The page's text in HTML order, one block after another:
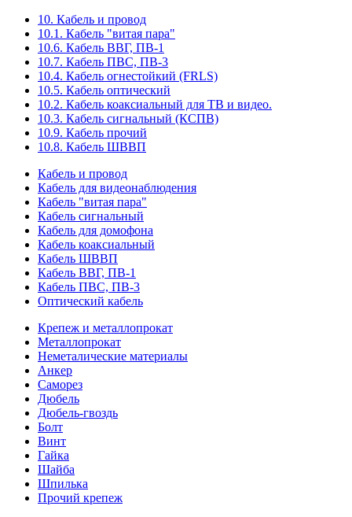
10. Кабель и провод
10.1. Кабель "витая пара"
10.6. Кабель ВВГ, ПВ-1
10.7. Кабель ПВС, ПВ-3
10.4. Кабель огнестойкий (FRLS)
10.5. Кабель оптический
10.2. Кабель коаксиальный для ТВ и видео.
10.3. Кабель сигнальный (КСПВ)
10.9. Кабель прочий
10.8. Кабель ШВВП
Кабель и провод
Кабель для видеонаблюдения
Кабель "витая пара"
Кабель сигнальный
Кабель для домофона
Кабель коаксиальный
Кабель ШВВП
Кабель ВВГ, ПВ-1
Кабель ПВС, ПВ-3
Оптический кабель
Крепеж и металлопрокат
Металлопрокат
Неметалические материалы
Анкер
Саморез
Дюбель
Дюбель-гвоздь
Болт
Винт
Гайка
Шайба
Шпилька
Прочий крепеж